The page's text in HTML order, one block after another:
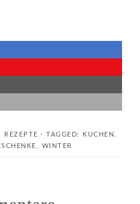
REZEPTE · TAGGED: KUCHEN
WINTER